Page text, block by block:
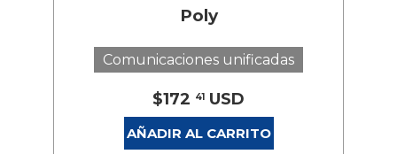
Poly
Comunicaciones unificadas
$172 41 USD
AÑADIR AL CARRITO